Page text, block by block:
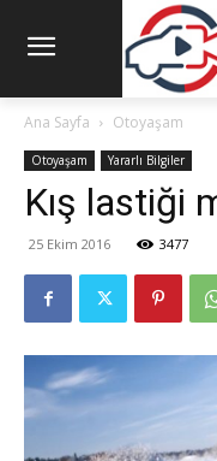
Ana Sayfa Otoyaşam
Otoyaşam Yararlı Bilgiler
Kış lastiği
25 Ekim 2016 3477